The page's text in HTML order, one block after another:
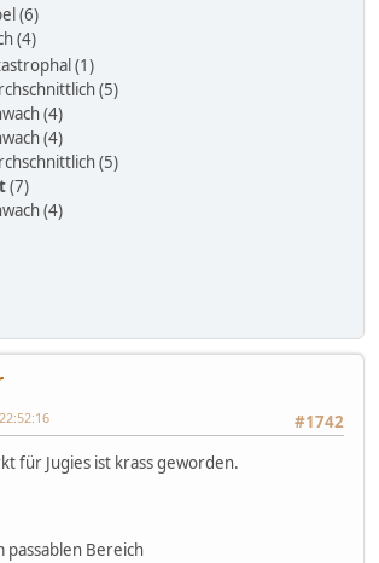
(6)
(4)
(1)
(5)
(4)
(4)
(5)
(7)
(4)
#1742
für Jugies ist krass geworden.
passablen Bereich